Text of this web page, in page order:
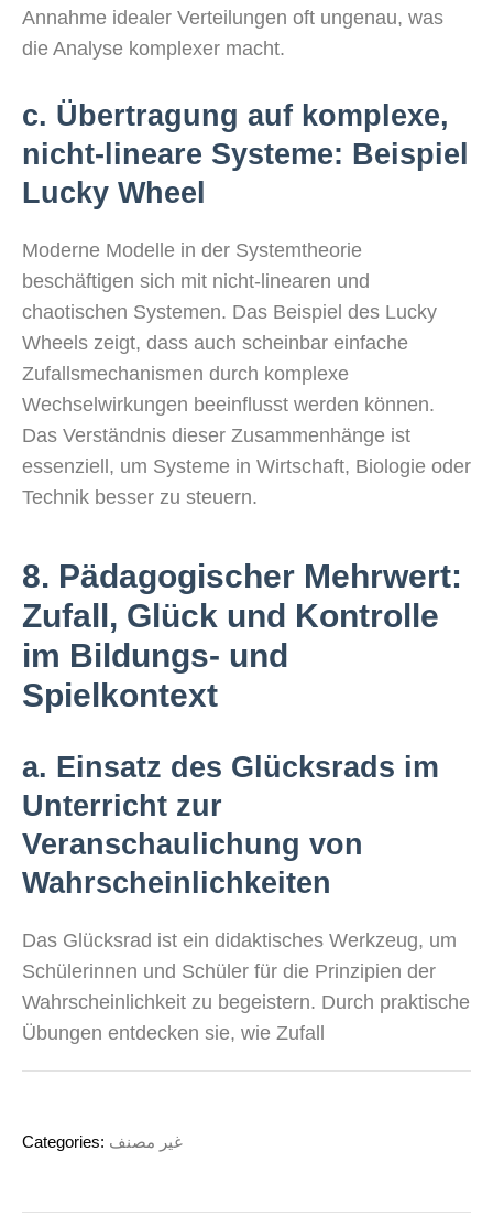
Annahme idealer Verteilungen oft ungenau, was
die Analyse komplexer macht.
c. Übertragung auf komplexe,
nicht-lineare Systeme: Beispiel
Lucky Wheel
Moderne Modelle in der Systemtheorie
beschäftigen sich mit nicht-linearen und
chaotischen Systemen. Das Beispiel des Lucky
Wheels zeigt, dass auch scheinbar einfache
Zufallsmechanismen durch komplexe
Wechselwirkungen beeinflusst werden können.
Das Verständnis dieser Zusammenhänge ist
essenziell, um Systeme in Wirtschaft, Biologie oder
Technik besser zu steuern.
8. Pädagogischer Mehrwert:
Zufall, Glück und Kontrolle
im Bildungs- und
Spielkontext
a. Einsatz des Glücksrads im
Unterricht zur
Veranschaulichung von
Wahrscheinlichkeiten
Das Glücksrad ist ein didaktisches Werkzeug, um
Schülerinnen und Schüler für die Prinzipien der
Wahrscheinlichkeit zu begeistern. Durch praktische
Übungen entdecken sie, wie Zufall
Categories: غير مصنف